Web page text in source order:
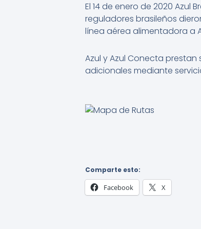
El 14 de enero de 2020 Azul
reguladores brasileños
línea aérea alimentadora a
Azul y Azul Conecta prestan
adicionales mediante
Comparte esto:
Facebook X